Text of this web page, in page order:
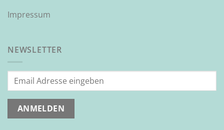
Impressum
NEWSLETTER